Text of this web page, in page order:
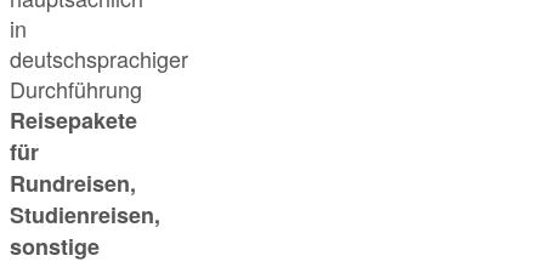
in
deutschsprachiger
Durchführung
Reisepakete
für
Rundreisen,
Studienreisen,
sonstige